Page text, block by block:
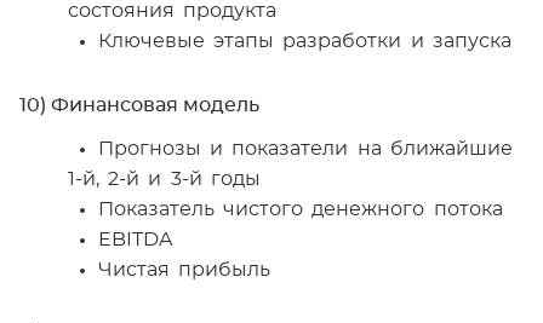
состояния продукта
Ключевые этапы разработки и запуска
10) Финансовая модель
Прогнозы и показатели на ближайшие
1-й, 2-й и 3-й годы
Показатель чистого денежного потока
EBITDA
Чистая прибыль